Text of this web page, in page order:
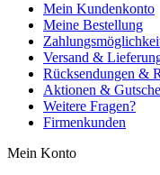
Mein Kundenkonto
Meine Bestellung
Versand &
Rücksendungen &
Aktionen &
Weitere Fragen?
Firmenkunden
Mein Konto